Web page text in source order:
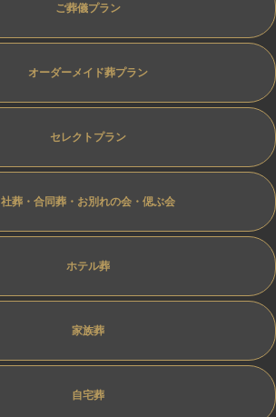
ご葬儀プラン
オーダーメイド葬プラン
セレクトプラン
社葬・合同葬・お別れの会・偲ぶ会
ホテル葬
家族葬
自宅葬